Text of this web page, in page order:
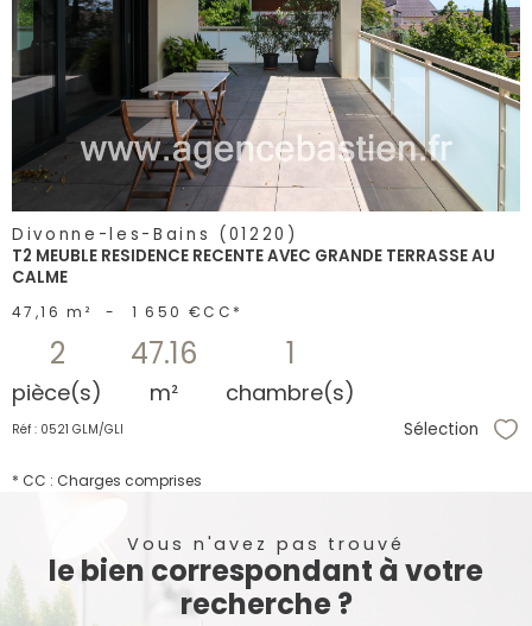
voir le
bien
Divonne-les-Bains (01220)
T2 MEUBLE RESIDENCE RECENTE AVEC GRANDE TERRASSE AU
CALME
47,16 m² - 1 650 € CC*
2
pièce(s)
47.16
m²
1
chambre(s)
Réf : 0521 GLM/GLI Sélection
* CC : Charges comprises
Vous n'avez pas trouvé
le bien correspondant à votre
recherche ?